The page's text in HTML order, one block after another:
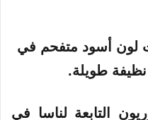
أرتميس 2 أوريون التابعة لناسا في